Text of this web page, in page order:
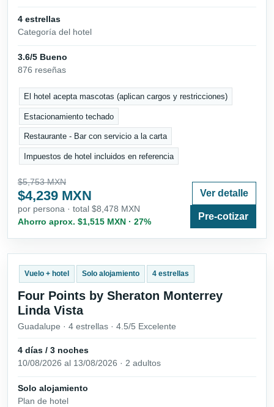
4 estrellas
Categoría del hotel
3.6/5 Bueno
876 reseñas
El hotel acepta mascotas (aplican cargos y restricciones)
Estacionamiento techado
Restaurante - Bar con servicio a la carta
Impuestos de hotel incluidos en referencia
$5,753 MXN
$4,239 MXN
por persona · total $8,478 MXN
Ahorro aprox. $1,515 MXN · 27%
Ver detalle
Pre-cotizar
Vuelo + hotel Solo alojamiento 4 estrellas
Four Points by Sheraton Monterrey
Linda Vista
Guadalupe · 4 estrellas · 4.5/5 Excelente
4 días / 3 noches
10/08/2026 al 13/08/2026 · 2 adultos
Solo alojamiento
Plan de hotel